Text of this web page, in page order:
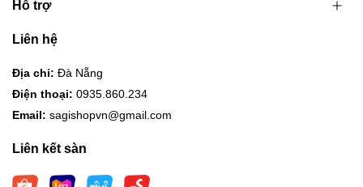
Hỗ trợ
Liên hệ
Địa chỉ: Đà Nẵng
Điện thoại: 0935.860.234
Email: sagishopvn@gmail.com
Liên kết sàn